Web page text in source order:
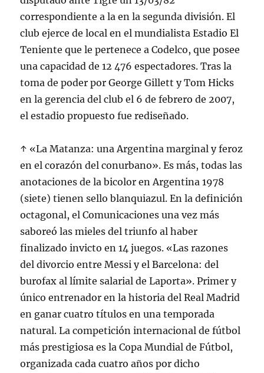
correspondiente a la en la segunda división. El
club ejerce de local en el mundialista Estadio El
Teniente que le pertenece a Codelco, que posee
una capacidad de 12 476 espectadores. Tras la
toma de poder por George Gillett y Tom Hicks
en la gerencia del club el 6 de febrero de 2007,
el estadio propuesto fue rediseñado.
↑ «La Matanza: una Argentina marginal y feroz
en el corazón del conurbano». Es más, todas las
anotaciones de la bicolor en Argentina 1978
(siete) tienen sello blanquiazul. En la definición
octagonal, el Comunicaciones una vez más
saboreó las mieles del triunfo al haber
finalizado invicto en 14 juegos. «Las razones
del divorcio entre Messi y el Barcelona: del
burofax al límite salarial de Laporta». Primer y
único entrenador en la historia del Real Madrid
en ganar cuatro títulos en una temporada
natural. La competición internacional de fútbol
más prestigiosa es la Copa Mundial de Fútbol,
organizada cada cuatro años por dicho